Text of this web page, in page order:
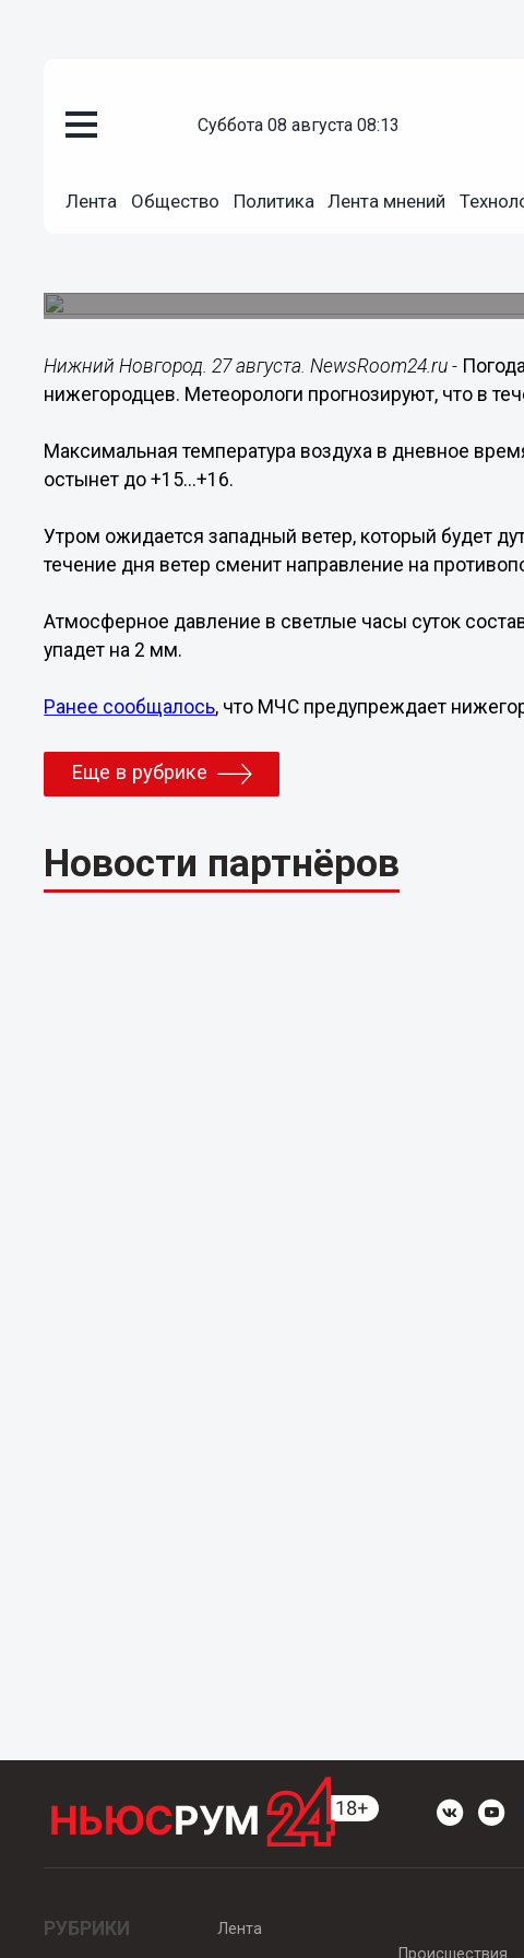
суббота 08 августа 08:13
Лента Общество Политика Лента мнений
27.08.202006:35
Нижний Новгород. 27 августа. NewsRoom24.ru -
нижегородцев. Метеорологи прогнозируют, что в
Максимальная температура воздуха в дневное
остынет до +15...+16.
Утром ожидается западный ветер, который будет
течение дня ветер сменит направление на
Атмосферное давление в светлые часы суток
упадет на 2 мм.
Ранее сообщалось, что МЧС предупреждает
Еще в рубрике
Новости партнёров
РУБРИКИ
Лента
Происшествия